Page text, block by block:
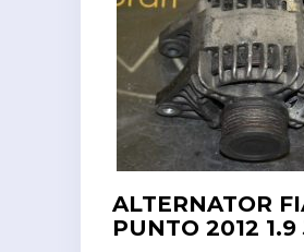
ALTERNATOR
PUNTO 2012 1.9